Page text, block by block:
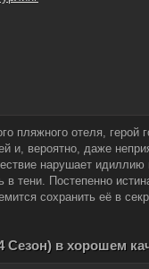
пляжного отеля, герой
и, вероятно, даже
нарушает идиллию
тени. Постепенно
сохранить её в
в хорошем